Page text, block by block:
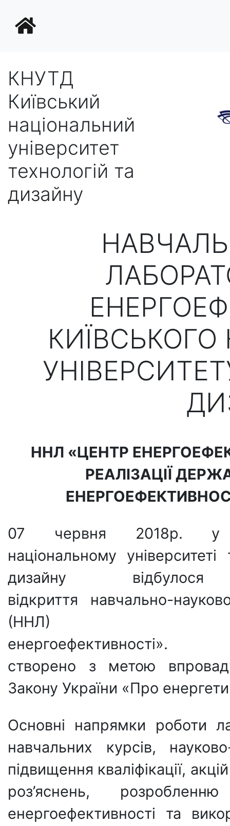
КНУТД
Київський
національний
університет
технологій та
дизайну
ННЛ «ЦЕНТР
РЕАЛІЗАЦІЇ
07 червня 2018р. у
національному університеті
дизайну відбулося
відкриття навчально-
(ННЛ)
енергоефективності».
створено з метою
Закону України «Про
Основні напрямки роботи
навчальних курсів,
підвищення кваліфікації,
роз’яснень,
енергоефективності та